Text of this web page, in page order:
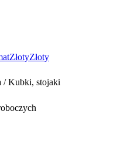
ZłotyZłoty
/ Kubki, stojaki